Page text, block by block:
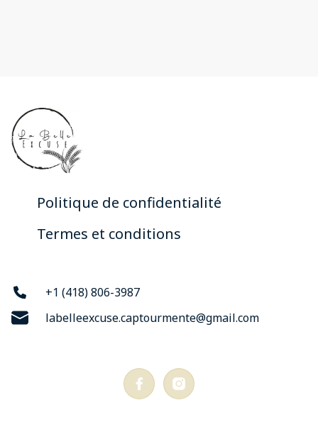
Politique de confidentialité
Termes et conditions
+1 (418) 806-3987
labelleexcuse.captourmente@gmail.com